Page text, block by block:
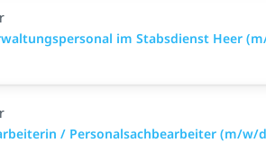
im Stabsdienst Heer
/ Personalsachbearbeiter (m/w/